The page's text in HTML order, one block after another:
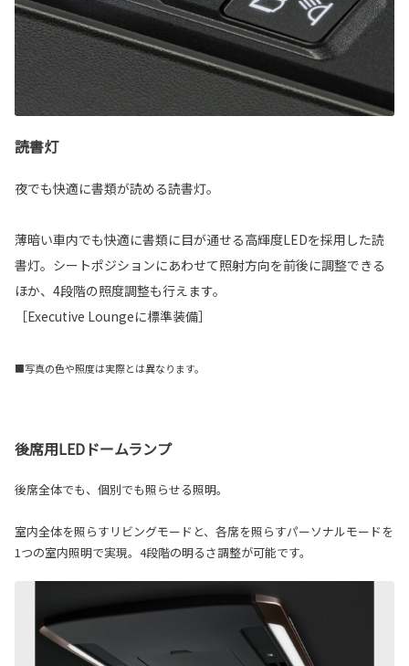
読書灯
夜でも快適に書類が読める読書灯。
薄暗い車内でも快適に書類に目が通せる高輝度LEDを採用した読
書灯。シートポジションにあわせて照射方向を前後に調整できる
ほか、4段階の照度調整も行えます。
［Executive Loungeに標準装備］
■写真の色や照度は実際とは異なります。
後席用LEDドームランプ
後席全体でも、個別でも照らせる照明。
室内全体を照らすリビングモードと、各席を照らすパーソナルモードを
1つの室内照明で実現。4段階の明るさ調整が可能です。